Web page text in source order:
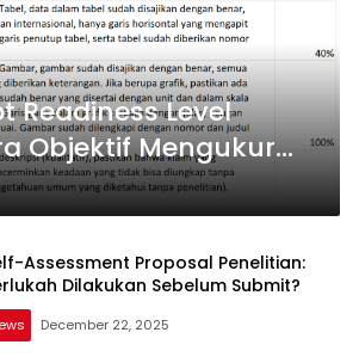
Readiness Level
Objektif Mengukur
Ilmiah Anda
Assessment Proposal Penelitian:
Dilakukan Sebelum Submit?
December 22, 2025